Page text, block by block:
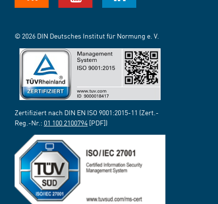
© 2026 DIN Deutsches Institut für Normung e. V.
Zertifiziert nach DIN EN ISO 9001:2015-11 (Zert.-
Reg.-Nr.: 01 100 2100794 [PDF])